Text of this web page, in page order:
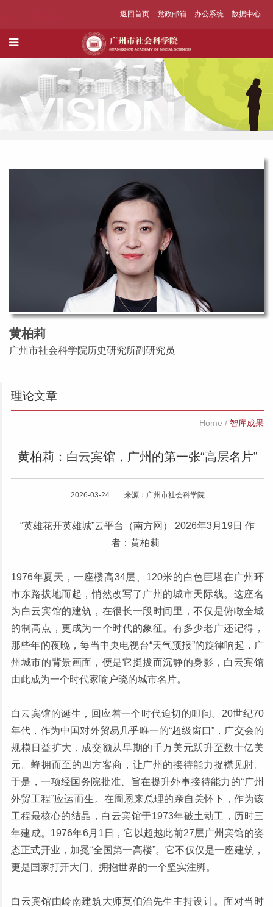
返回首页 党政邮箱 办公系统 数据中心
黄柏莉
广州市社会科学院历史研究所副研究员
理论文章
Home / 智库成果
黄柏莉：白云宾馆，广州的第一张“高层名片”
2026-03-24 来源：广州市社会科学院
“英雄花开英雄城”云平台（南方网） 2026年3月19日 作
者：黄柏莉
1976年夏天，一座楼高34层、120米的白色巨塔在广州环
市东路拔地而起，悄然改写了广州的城市天际线。这座名
为白云宾馆的建筑，在很长一段时间里，不仅是俯瞰全城
的制高点，更成为一个时代的象征。有多少老广还记得，
那些年的夜晚，每当中央电视台“天气预报”的旋律响起，广
州城市的背景画面，便是它挺拔而沉静的身影，白云宾馆
由此成为一个时代家喻户晓的城市名片。
白云宾馆的诞生，回应着一个时代迫切的叩问。20世纪70
年代，作为中国对外贸易几乎唯一的“超级窗口”，广交会的
规模日益扩大，成交额从早期的千万美元跃升至数十亿美
元。蜂拥而至的四方客商，让广州的接待能力捉襟见肘。
于是，一项经国务院批准、旨在提升外事接待能力的“广州
外贸工程”应运而生。在周恩来总理的亲自关怀下，作为该
工程最核心的结晶，白云宾馆于1973年破土动工，历时三
年建成。1976年6月1日，它以超越此前27层广州宾馆的姿
态正式开业，加冕“全国第一高楼”。它不仅仅是一座建筑，
更是国家打开大门、拥抱世界的一个坚实注脚。
白云宾馆由岭南建筑大师莫伯治先生主持设计。面对当时